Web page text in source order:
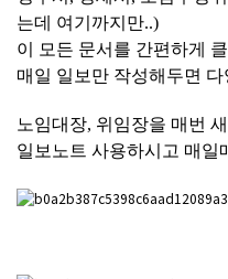
는데 여기까지만..)
이 모든 문서를 간편하게
매일 일보만 작성해두면
노임대장, 위임장을 매번
일보노트 사용하시고 매일